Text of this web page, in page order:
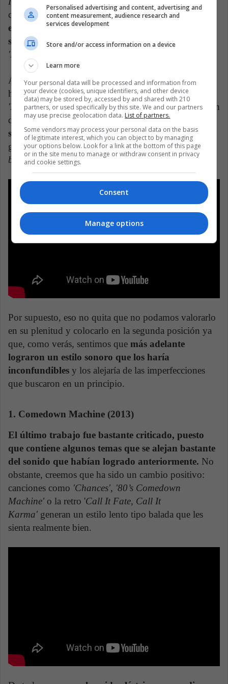
cantidad de fanáticos a lo largo del planeta. Inclusive,
el medio británico The Guardian lo considera el
segundo mejor álbum del siglo XXI,solo detrás de
'Back to Black'
A pesar de tener canciones geniales, como la
homónima al disco debut,'Barely Legal', 'Someday',
'Last Nite'o'Hard to Explain', se trata de una cuestión
de gustos: la atmósfera sonora se siente bastante
sucia(no fue un error, sino una decisión artística del
grupo), lo cual refuerza los estereotipos de ser una
banda de garage, al menos en ese entonces.
Por supuesto, eso no quita que no podamos valorarlo
en su plenitud y colocarlo en la segunda posición ya
que, como verás, sentimos que más adelante
lograron un estilo sonoro que los haría
inconfundibles y los alejaría de las imperfecciones
que buscaron en un principio.
1. Comedown Machine (2013)
El último trabajo fue bastante criticado, puesto
que contiene algunos temas que se alejan bastante
del sonido que habían logrado anteriormente. No
obstante, creemos que ha sido un cambio positivo:
canciones como 'Chances', '80’s Comedown
Machine' o la retro 'Call It Fate, Call It
Karma' generan un estilo lento tipo balada que les
sienta realmente bien.
Personalised advertising and content, advertising and
content measurement, audience research and
services development
Store and/or access information on a device
Learn more
Your personal data will be processed and information from
your device (cookies, unique identifiers, and other device
data) may be stored by, accessed by and shared with 210
partners, or used specifically by this site. We and our partners
may use precise geolocation data. List of partners.
Some vendors may process your personal data on the basis
of legitimate interest, which you can object to by managing
your options below. Look for a link at the bottom of this page
or in the site menu to manage or withdraw consent in privacy
and cookie settings.
Consent
Manage options